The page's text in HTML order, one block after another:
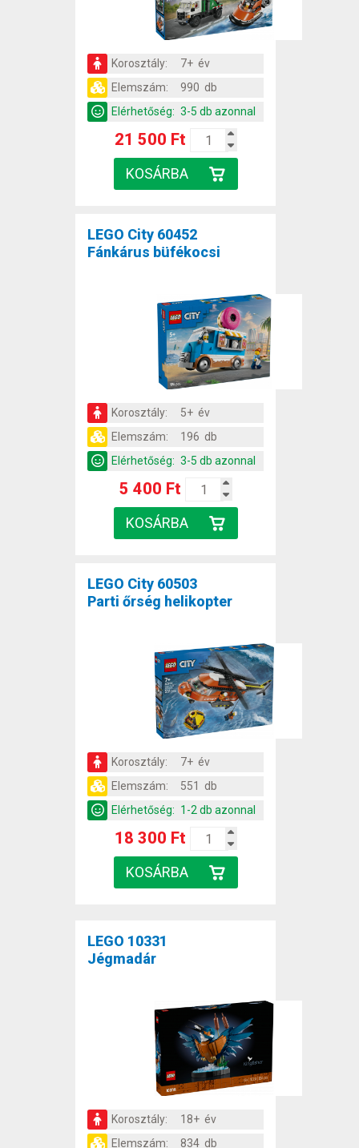
Korosztály:
7+ év
Elemszám:
990 db
Elérhetőség: 3-5 db azonnal
21 500 Ft
LEGO City 60452
Fánkárus büfékocsi
Korosztály:
5+ év
Elemszám:
196 db
Elérhetőség: 3-5 db azonnal
5 400 Ft
LEGO City 60503
Parti őrség helikopter
Korosztály:
7+ év
Elemszám:
551 db
Elérhetőség: 1-2 db azonnal
18 300 Ft
LEGO 10331
Jégmadár
Korosztály:
18+ év
Elemszám:
834 db